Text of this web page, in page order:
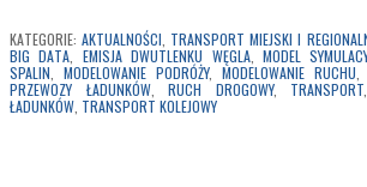
KATEGORIE: AKTUALNOŚCI TRANSPORT MIEJSKI I
BIG DATA
EMISJA DWUTLENKU WĘGLA, MODEL
SPALIN
MODELOWANIE PODRÓŻY, MODELOWANIE RUCHU
PRZEWOZY ŁADUNKÓW, RUCH DROGOWY, TRANSPORT
ŁADUNKÓW TRANSPORT KOLEJOWY